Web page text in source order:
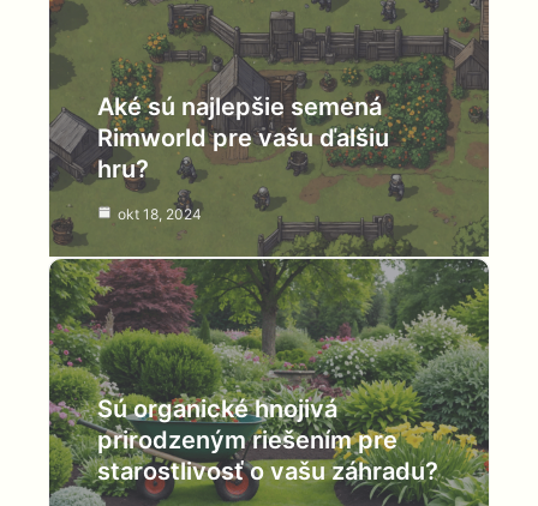
Aké sú najlepšie semená
Rimworld pre vašu ďalšiu
hru?
okt 18, 2024
Sú organické hnojivá
prirodzeným riešením pre
starostlivosť o vašu záhradu?